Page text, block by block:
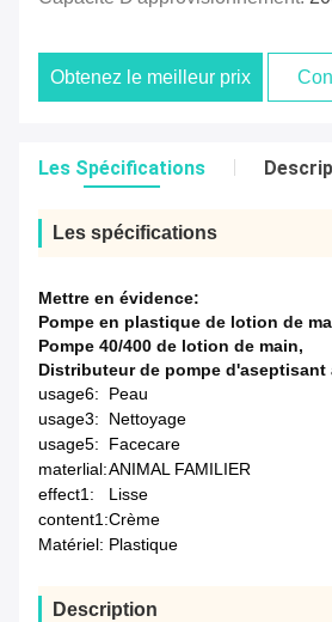
Obtenez le meilleur prix
Les Spécifications
Les spécifications
Mettre en évidence:
Pompe en plastique de lotion de
Pompe 40/400 de lotion de main,
Distributeur de pompe d'aseptisant
usage6:
Peau
usage3:
Nettoyage
usage5:
Facecare
materlial:ANIMAL FAMILIER
effect1:
Lisse
content1:Crème
Matériel: Plastique
Description